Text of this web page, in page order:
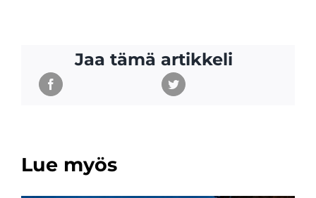
Jaa tämä artikkeli
Lue myös